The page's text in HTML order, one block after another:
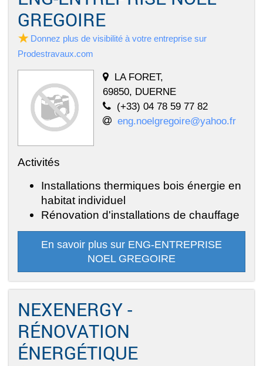
GREGOIRE
Donnez plus de visibilité à votre entreprise sur
Prodestravaux.com
LA FORET,
69850, DUERNE
(+33) 04 78 59 77 82
eng.noelgregoire@yahoo.fr
Activités
Installations thermiques bois énergie en
habitat individuel
Rénovation d'installations de chauffage
En savoir plus sur ENG-ENTREPRISE
NOEL GREGOIRE
NEXENERGY -
RÉNOVATION
ÉNERGÉTIQUE